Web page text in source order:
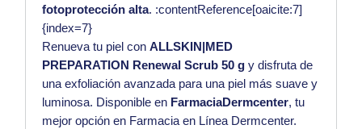
fotoprotección alta. :contentReference[oaicite:7]
{index=7}
Renueva tu piel conALLSKIN|MED
PREPARATION Renewal Scrub 50 g y disfruta de
una exfoliación avanzada para una piel más suave y
luminosa. Disponible en FarmaciaDermcenter, tu
mejor opción en Farmacia en Línea Dermcenter.